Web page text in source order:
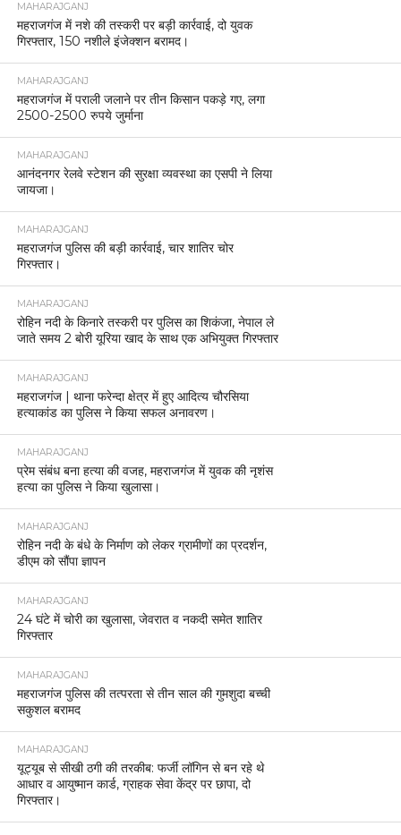
MAHARAJGANJ
महराजगंज में नशे की तस्करी पर बड़ी कार्रवाई, दो युवक
गिरफ्तार, 150 नशीले इंजेक्शन बरामद।
MAHARAJGANJ
महराजगंज में पराली जलाने पर तीन किसान पकड़े गए, लगा
2500-2500 रुपये जुर्माना
MAHARAJGANJ
आनंदनगर रेलवे स्टेशन की सुरक्षा व्यवस्था का एसपी ने लिया
जायजा।
MAHARAJGANJ
महराजगंज पुलिस की बड़ी कार्रवाई, चार शातिर चोर
गिरफ्तार।
MAHARAJGANJ
रोहिन नदी के किनारे तस्करी पर पुलिस का शिकंजा, नेपाल ले
जाते समय 2 बोरी यूरिया खाद के साथ एक अभियुक्त गिरफ्तार
MAHARAJGANJ
महराजगंज | थाना फरेन्दा क्षेत्र में हुए आदित्य चौरसिया
हत्याकांड का पुलिस ने किया सफल अनावरण।
MAHARAJGANJ
प्रेम संबंध बना हत्या की वजह, महराजगंज में युवक की नृशंस
हत्या का पुलिस ने किया खुलासा।
MAHARAJGANJ
रोहिन नदी के बंधे के निर्माण को लेकर ग्रामीणों का प्रदर्शन,
डीएम को सौंपा ज्ञापन
MAHARAJGANJ
24 घंटे में चोरी का खुलासा, जेवरात व नकदी समेत शातिर
गिरफ्तार
MAHARAJGANJ
महराजगंज पुलिस की तत्परता से तीन साल की गुमशुदा बच्ची
सकुशल बरामद
MAHARAJGANJ
यूट्यूब से सीखी ठगी की तरकीब: फर्जी लॉगिन से बन रहे थे
आधार व आयुष्मान कार्ड, ग्राहक सेवा केंद्र पर छापा, दो
गिरफ्तार।